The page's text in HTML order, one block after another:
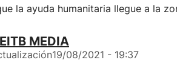
la ayuda humanitaria llegue a la
MEDIA
19/08/2021 - 19:37